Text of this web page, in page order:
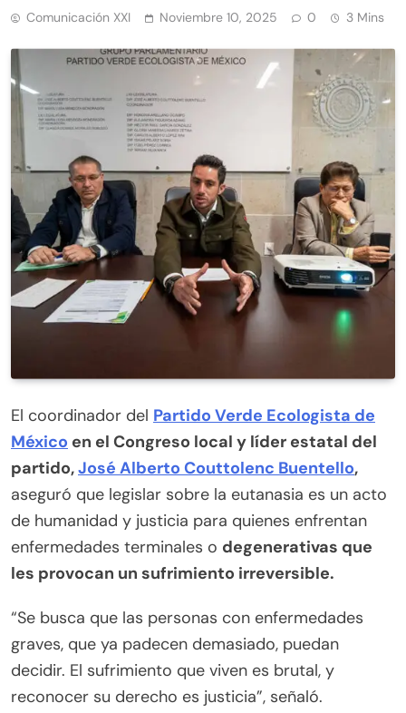
Comunicación XXI Noviembre 10, 2025 0 3 Mins
El coordinador del Partido Verde Ecologista de
México en el Congreso local y líder estatal del
partido,José Alberto Couttolenc Buentello,
aseguró que legislar sobre la eutanasia es un acto
de humanidad y justicia para quienes enfrentan
enfermedades terminales o degenerativas que
les provocan un sufrimiento irreversible.
“Se busca que las personas con enfermedades
graves, que ya padecen demasiado, puedan
decidir. El sufrimiento que viven es brutal, y
reconocer su derecho es justicia”, señaló.